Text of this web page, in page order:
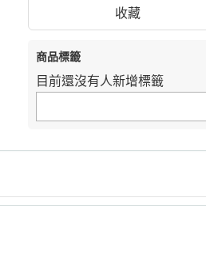
收藏
商品標籤
目前還沒有人新增標籤